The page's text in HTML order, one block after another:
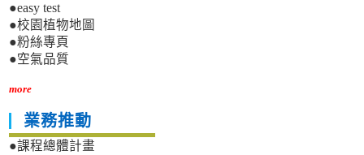
●easy test
●校園植物地圖
●粉絲專頁
●空氣品質
more
業務推動
●課程總體計畫